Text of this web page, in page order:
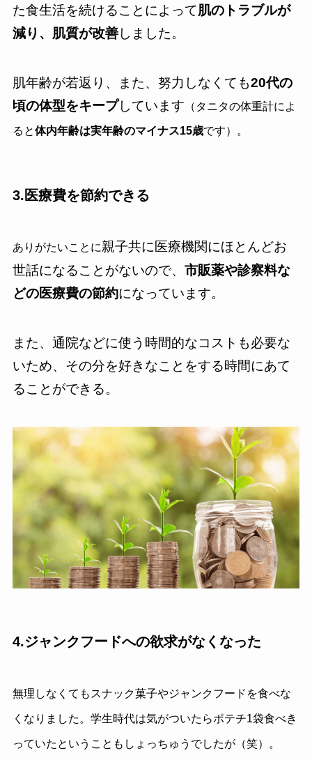
た食生活を続けることによって肌のトラブルが
減り、肌質が改善しました。
肌年齢が若返り、また、努力しなくても20代の
頃の体型をキープしています （タニタの体重計によ
ると体内年齢は実年齢のマイナス15歳です）。
3.医療費を節約できる
ありがたいことに親子共に医療機関にほとんどお
世話になることがないので、 市販薬や診察料な
どの医療費の節約になっています。
また、通院などに使う時間的なコストも必要な
いため、その分を好きなことをする時間にあて
ることができる。
4.ジャンクフードへの欲求がなくなった
無理しなくてもスナック菓子やジャンクフードを食べな
くなりました。学生時代は気がついたらポテチ1袋食べき
っていたということもしょっちゅうでしたが（笑）。